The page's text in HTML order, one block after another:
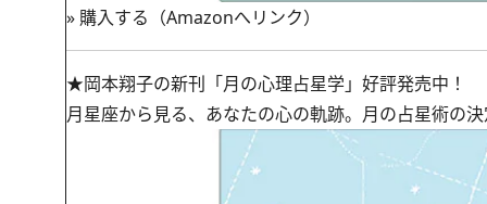
» 購入する（Amazonへリンク）
★岡本翔子の新刊「月の心理占星学」好評発売中！
月星座から見る、あなたの心の軌跡。月の占星術の